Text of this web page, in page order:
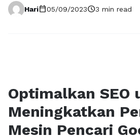
Haricalendar_today05/09/2023schedule3 min read
Optimalkan SEO
Meningkatkan
Mesin Pencari